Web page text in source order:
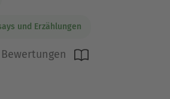
und Erzählungen